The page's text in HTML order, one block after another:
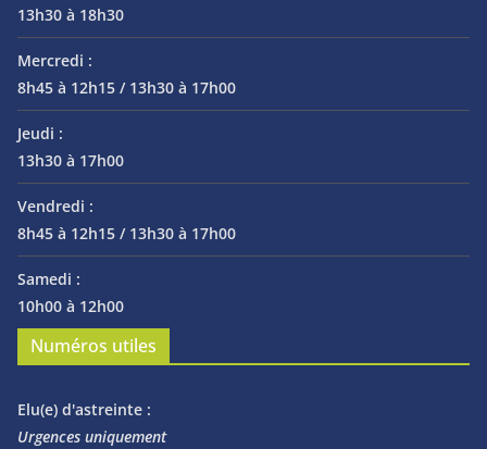
13h30 à 18h30
Mercredi :
8h45 à 12h15 / 13h30 à 17h00
Jeudi :
13h30 à 17h00
Vendredi :
8h45 à 12h15 / 13h30 à 17h00
Samedi :
10h00 à 12h00
Numéros utiles
Elu(e) d'astreinte :
Urgences uniquement